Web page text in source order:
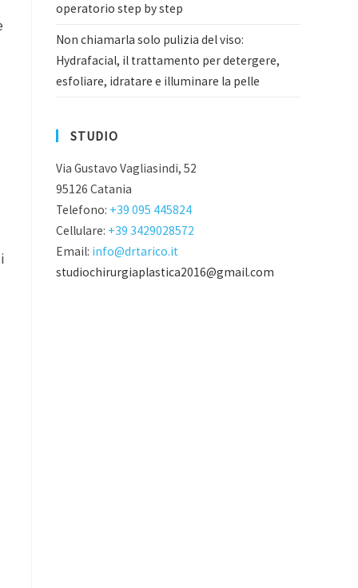
operatorio step by step
Non chiamarla solo pulizia del viso:
Hydrafacial, il trattamento per detergere,
esfoliare, idratare e illuminare la pelle
STUDIO
Via Gustavo Vagliasindi, 52
95126 Catania
Telefono: +39 095 445824
Cellulare: +39 3429028572
Email: info@drtarico.it
studiochirurgiaplastica2016@gmail.com